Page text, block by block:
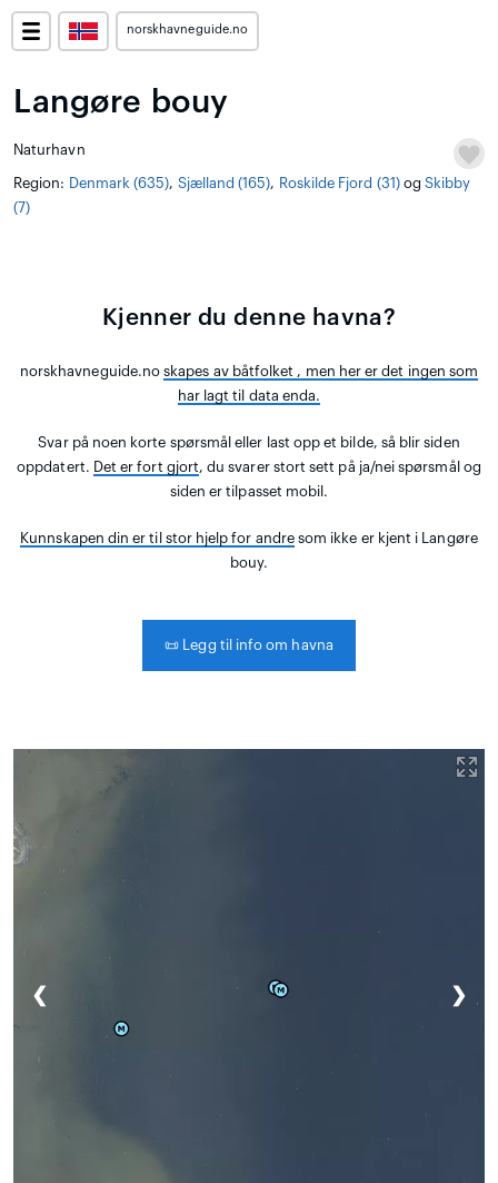
norskhavneguide.no
Langøre bouy
Naturhavn
Region: Denmark (635), Sjælland (165), Roskilde Fjord (31)ogSkibby
(7)
Kjenner du denne havna?
norskhavneguide.noskapes av båtfolket , men her er det ingen som
har lagt til data enda.
Svar på noen korte spørsmål eller last opp et bilde, så blir siden
oppdatert. Det er fort gjort, du svarer stort sett på ja/nei spørsmål og
siden er tilpasset mobil.
Kunnskapen din er til stor hjelp for andresom ikke er kjent i Langøre
bouy.
📜 Legg til info om havna
❮ ❯